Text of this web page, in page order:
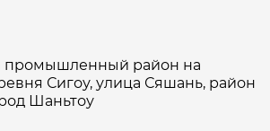
промышленный район на
Сигоу, улица Сяшань, район
Шаньтоу